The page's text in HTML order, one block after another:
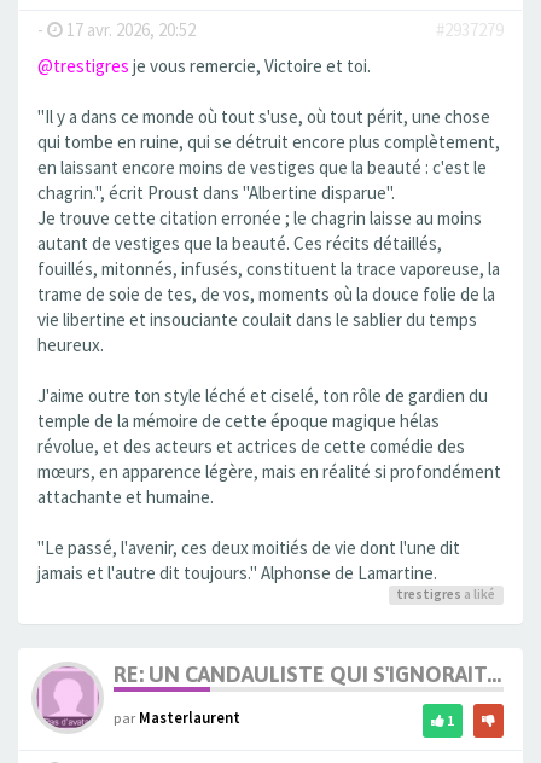
- 17 avr. 2026, 20:52
#2937279
@trestigres je vous remercie, Victoire et toi.
"Il y a dans ce monde où tout s'use, où tout périt, une chose
qui tombe en ruine, qui se détruit encore plus complètement,
en laissant encore moins de vestiges que la beauté : c'est le
chagrin.", écrit Proust dans "Albertine disparue".
Je trouve cette citation erronée ; le chagrin laisse au moins
autant de vestiges que la beauté. Ces récits détaillés,
fouillés, mitonnés, infusés, constituent la trace vaporeuse, la
trame de soie de tes, de vos, moments où la douce folie de la
vie libertine et insouciante coulait dans le sablier du temps
heureux.
J'aime outre ton style léché et ciselé, ton rôle de gardien du
temple de la mémoire de cette époque magique hélas
révolue, et des acteurs et actrices de cette comédie des
mœurs, en apparence légère, mais en réalité si profondément
attachante et humaine.
"Le passé, l'avenir, ces deux moitiés de vie dont l'une dit
jamais et l'autre dit toujours." Alphonse de Lamartine.
trestigres a liké
RE: UN CANDAULISTE QUI S'IGNORAIT...
parMasterlaurent 1